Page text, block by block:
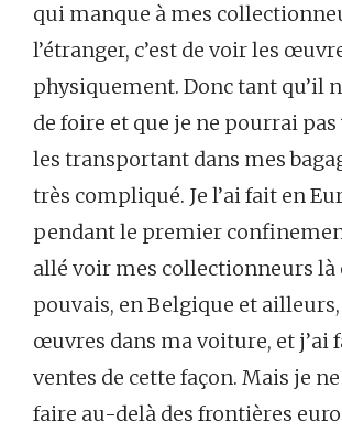
qui manque à mes
l’étranger, c’est de voir les
physiquement. Donc tant qu’il
de foire et que je ne pourrai pas
les transportant dans mes
très compliqué. Je l’ai fait en
pendant le premier
allé voir mes collectionneurs là
pouvais, en Belgique et ailleurs,
œuvres dans ma voiture, et j’ai
ventes de cette façon. Mais je
faire au-delà des frontières